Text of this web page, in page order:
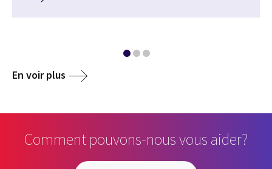
En voir plus
Comment pouvons-nous vous aider?